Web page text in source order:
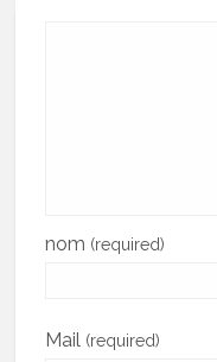
nom (required)
Mail (required)